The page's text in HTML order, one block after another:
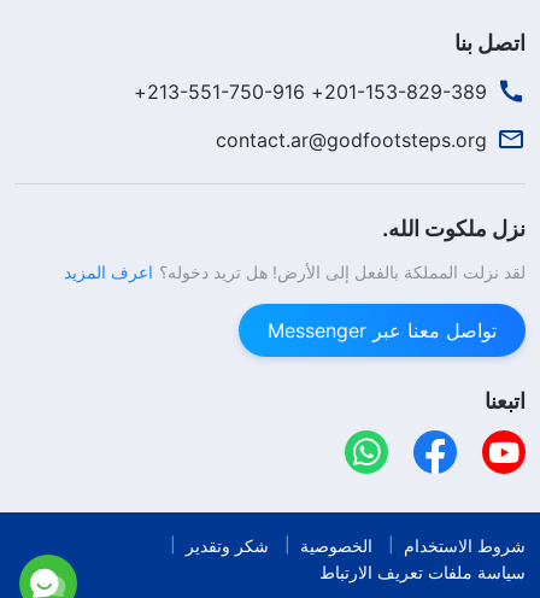
اتصل بنا
201-153-829-389+ 213-551-750-916+
contact.ar@godfootsteps.org
نزل ملكوت الله.
لقد نزلت المملكة بالفعل إلى الأرض! هل تريد دخوله؟ اعرف المزيد
تواصل معنا عبر Messenger
اتبعنا
شروط الاستخدام الخصوصية
شكر وتقدير
سياسة ملفات تعريف الارتباط